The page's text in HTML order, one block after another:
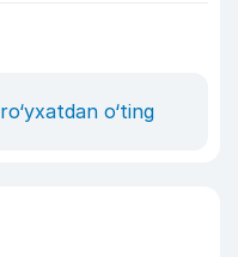
ro‘yxatdan o‘ting